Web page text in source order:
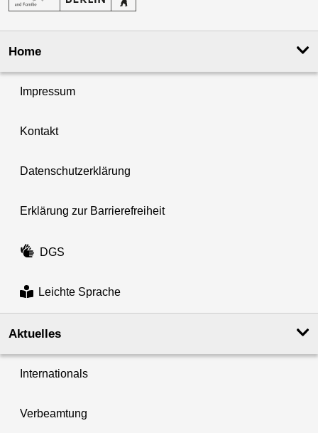
Home
Impressum
Kontakt
Datenschutzerklärung
Erklärung zur Barrierefreiheit
DGS
Leichte Sprache
Aktuelles
Internationals
Verbeamtung